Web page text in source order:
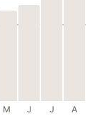
M J J A